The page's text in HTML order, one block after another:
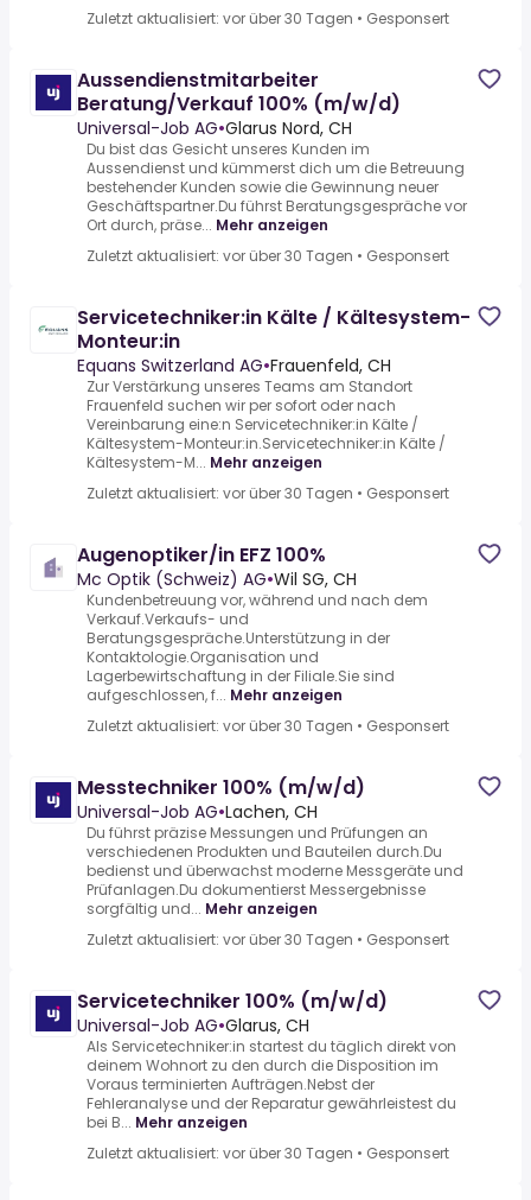
Zuletzt aktualisiert: vor über 30 Tagen • Gesponsert
Aussendienstmitarbeiter
Beratung/Verkauf 100% (m/w/d)
Universal-Job AG•Glarus Nord, CH
Du bist das Gesicht unseres Kunden im
Aussendienst und kümmerst dich um die Betreuung
bestehender Kunden sowie die Gewinnung neuer
Geschäftspartner.Du führst Beratungsgespräche vor
Ort durch, präse... Mehr anzeigen
Zuletzt aktualisiert: vor über 30 Tagen • Gesponsert
Servicetechniker:in Kälte / Kältesystem-
Monteur:in
Equans Switzerland AG•Frauenfeld, CH
Zur Verstärkung unseres Teams am Standort
Frauenfeld suchen wir per sofort oder nach
Vereinbarung eine:n Servicetechniker:in Kälte /
Kältesystem-Monteur:in.Servicetechniker:in Kälte /
Kältesystem-M... Mehr anzeigen
Zuletzt aktualisiert: vor über 30 Tagen • Gesponsert
Augenoptiker/in EFZ 100%
Mc Optik (Schweiz) AG•Wil SG, CH
Kundenbetreuung vor, während und nach dem
Verkauf.Verkaufs- und
Beratungsgespräche.Unterstützung in der
Kontaktologie.Organisation und
Lagerbewirtschaftung in der Filiale.Sie sind
aufgeschlossen, f... Mehr anzeigen
Zuletzt aktualisiert: vor über 30 Tagen • Gesponsert
Messtechniker 100% (m/w/d)
Universal-Job AG•Lachen, CH
Du führst präzise Messungen und Prüfungen an
verschiedenen Produkten und Bauteilen durch.Du
bedienst und überwachst moderne Messgeräte und
Prüfanlagen.Du dokumentierst Messergebnisse
sorgfältig und... Mehr anzeigen
Zuletzt aktualisiert: vor über 30 Tagen • Gesponsert
Servicetechniker 100% (m/w/d)
Universal-Job AG•Glarus, CH
Als Servicetechniker:in startest du täglich direkt von
deinem Wohnort zu den durch die Disposition im
Voraus terminierten Aufträgen.Nebst der
Fehleranalyse und der Reparatur gewährleistest du
bei B... Mehr anzeigen
Zuletzt aktualisiert: vor über 30 Tagen • Gesponsert